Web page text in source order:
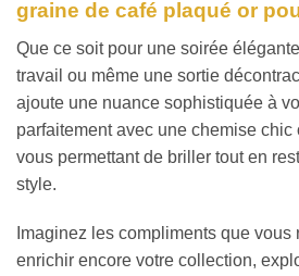
graine de café plaqué or
Que ce soit pour une soirée
travail ou même une sortie
ajoute une nuance sophistiquée à
parfaitement avec une chemise chic
vous permettant de briller tout en
style.
Imaginez les compliments que vous
enrichir encore votre collection,